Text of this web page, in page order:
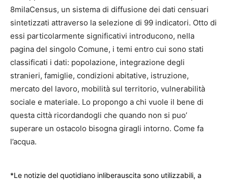
8milaCensus, un sistema di diffusione dei dati censuari
sintetizzati attraverso la selezione di 99 indicatori. Otto di
essi particolarmente significativi introducono, nella
pagina del singolo Comune, i temi entro cui sono stati
classificati i dati: popolazione, integrazione degli
stranieri, famiglie, condizioni abitative, istruzione,
mercato del lavoro, mobilità sul territorio, vulnerabilità
sociale e materiale. Lo propongo a chi vuole il bene di
questa città ricordandogli che quando non si puo’
superare un ostacolo bisogna giragli intorno. Come fa
l’acqua.
*Le notizie del quotidiano inliberauscita sono utilizzabili, a